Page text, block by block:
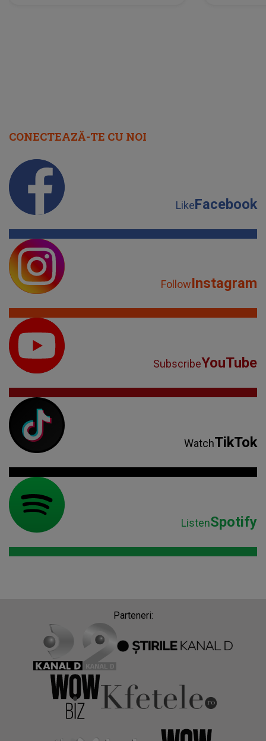
CONECTEAZĂ-TE CU NOI
LikeFacebook
FollowInstagram
SubscribeYouTube
WatchTikTok
ListenSpotify
Parteneri: